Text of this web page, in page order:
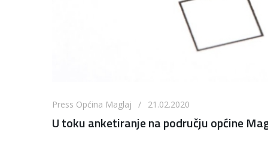
Press Općina Maglaj / 21.02.2020
U toku anketiranje na području općine